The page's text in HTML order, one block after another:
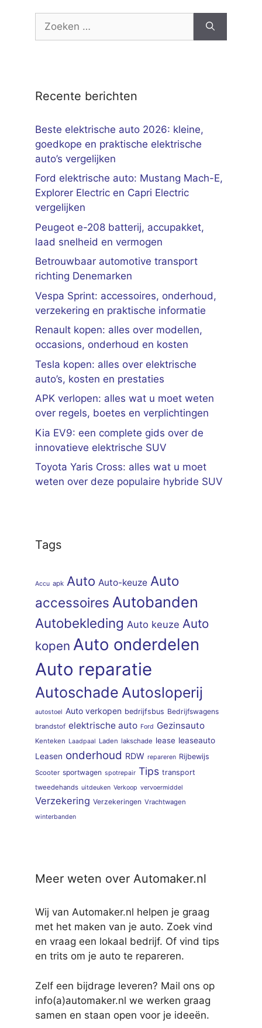
naar:
Recente berichten
Beste elektrische auto 2026: kleine,
goedkope en praktische elektrische
auto’s vergelijken
Ford elektrische auto: Mustang Mach-E,
Explorer Electric en Capri Electric
vergelijken
Peugeot e-208 batterij, accupakket,
laad snelheid en vermogen
Betrouwbaar automotive transport
richting Denemarken
Vespa Sprint: accessoires, onderhoud,
verzekering en praktische informatie
Renault kopen: alles over modellen,
occasions, onderhoud en kosten
Tesla kopen: alles over elektrische
auto’s, kosten en prestaties
APK verlopen: alles wat u moet weten
over regels, boetes en verplichtingen
Kia EV9: een complete gids over de
innovatieve elektrische SUV
Toyota Yaris Cross: alles wat u moet
weten over deze populaire hybride SUV
Tags
Accu apk Auto Auto-keuze Auto
accessoires Autobanden
Autobekleding Auto keuze Auto
kopen Auto onderdelen
Auto reparatie
Autoschade Autosloperij
autostoel Auto verkopen bedrijfsbus Bedrijfswagens
brandstof elektrische auto Ford Gezinsauto
Kenteken Laadpaal Laden lakschade lease leaseauto
Leasen onderhoud RDW repareren Rijbewijs
Scooter sportwagen spotrepair Tips transport
tweedehands uitdeuken Verkoop vervoermiddel
Verzekering Verzekeringen Vrachtwagen
winterbanden
Meer weten over Automaker.nl
Wij van Automaker.nl helpen je graag
met het maken van je auto. Zoek vind
en vraag een lokaal bedrijf. Of vind tips
en trits om je auto te repareren.
Zelf een bijdrage leveren? Mail ons op
info(a)automaker.nl we werken graag
samen en staan open voor je ideeën.